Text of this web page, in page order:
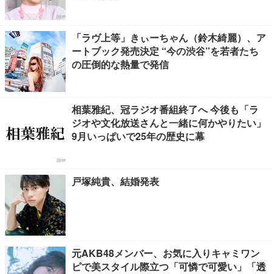
「ラヴ上等」きぃーちゃん（鈴木綺麗）、ア
ートブック発売決定 “今の渋谷”を若者たち
の圧倒的な熱量で発信
相葉雅紀、冠ラジオ番組終了へ 今後も「ラ
ジオや文化放送さんと一緒に何かやりたい」
9月いっぱいで25年の歴史に幕
戸塚純貴、結婚発表
元AKB48メンバー、お気に入りキャミワン
ピで美スタイル際立つ「可憐で可愛い」「透